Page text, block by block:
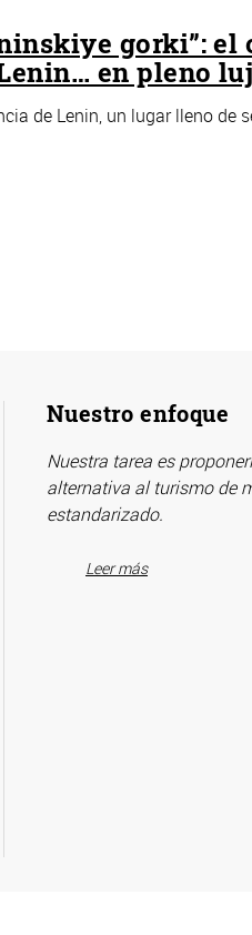
gorki”:
en pleno
de Lenin, un lugar lleno de
Nuestro enfoque
Nuestra tarea es
alternativa al turismo de
estandarizado.
Leer más